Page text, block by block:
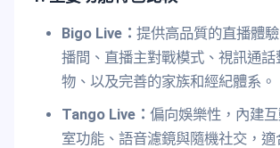
Bigo Live： 提供高品質的直播體
播間、直播主對戰模式、視訊通
物、以及完善的家族和經紀體系。
Tango Live： 偏向娛樂性，內建
室功能、語音濾鏡與隨機社交，